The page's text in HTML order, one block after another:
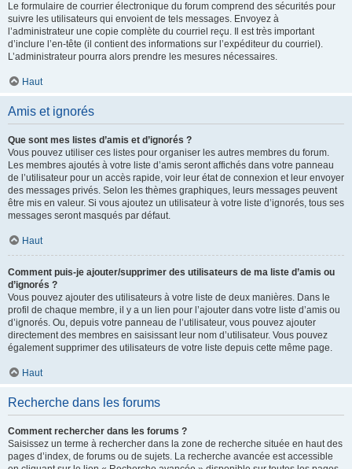
Le formulaire de courrier électronique du forum comprend des sécurités pour
suivre les utilisateurs qui envoient de tels messages. Envoyez à
l’administrateur une copie complète du courriel reçu. Il est très important
d’inclure l’en-tête (il contient des informations sur l’expéditeur du courriel).
L’administrateur pourra alors prendre les mesures nécessaires.
Haut
Amis et ignorés
Que sont mes listes d’amis et d’ignorés ?
Vous pouvez utiliser ces listes pour organiser les autres membres du forum.
Les membres ajoutés à votre liste d’amis seront affichés dans votre panneau
de l’utilisateur pour un accès rapide, voir leur état de connexion et leur envoyer
des messages privés. Selon les thèmes graphiques, leurs messages peuvent
être mis en valeur. Si vous ajoutez un utilisateur à votre liste d’ignorés, tous ses
messages seront masqués par défaut.
Haut
Comment puis-je ajouter/supprimer des utilisateurs de ma liste d’amis ou
d’ignorés ?
Vous pouvez ajouter des utilisateurs à votre liste de deux manières. Dans le
profil de chaque membre, il y a un lien pour l’ajouter dans votre liste d’amis ou
d’ignorés. Ou, depuis votre panneau de l’utilisateur, vous pouvez ajouter
directement des membres en saisissant leur nom d’utilisateur. Vous pouvez
également supprimer des utilisateurs de votre liste depuis cette même page.
Haut
Recherche dans les forums
Comment rechercher dans les forums ?
Saisissez un terme à rechercher dans la zone de recherche située en haut des
pages d’index, de forums ou de sujets. La recherche avancée est accessible